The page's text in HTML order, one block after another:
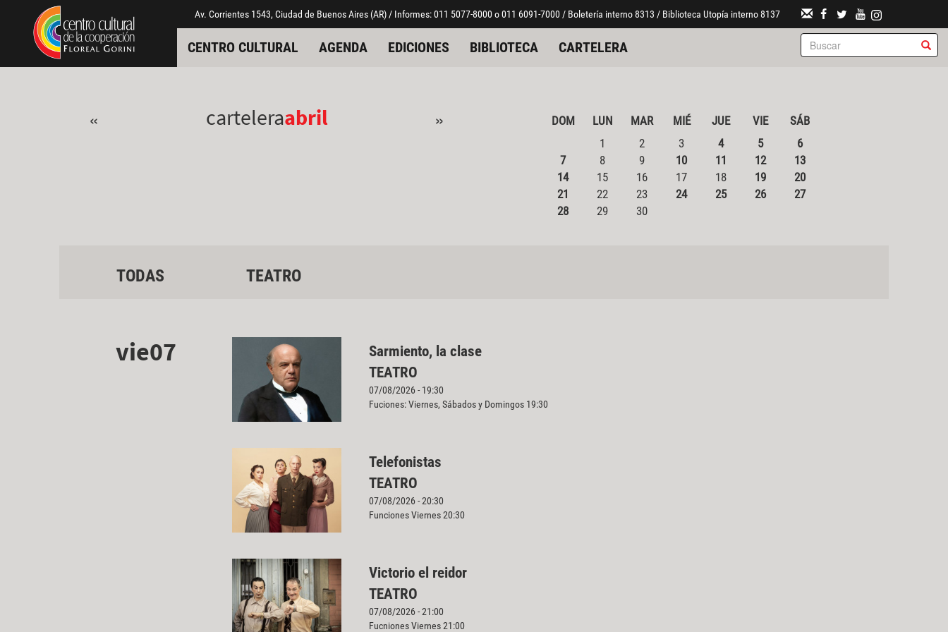
Pasar al contenido principal
Jump to main content Av. Corrientes 1543, Ciudad de Buenos Aires (AR) / Informes: 011 5077-8000 o 011 6091-7000 / Boletería interno 8313 / Biblioteca Utopía interno 8137
CENTRO CULTURAL AGENDA EDICIONES BIBLIOTECA CARTELERA
« carteleraabril » DOM LUN MAR MIÉ JUE VIE
SÁB
1
2 3 4 5
6
7
8 9 10 11 12
13
14
15 16 17 18 19
20
21
22 23 24 25 26
27
28
29 30
TODAS TEATRO
vie07
Sarmiento, la clase
TEATRO
07/08/2026 - 19:30
Fuciones: Viernes, Sábados y Domingos 19:30
Telefonistas
TEATRO
07/08/2026 - 20:30
Funciones Viernes 20:30
Victorio el reidor
TEATRO
07/08/2026 - 21:00
Fucniones Viernes 21:00